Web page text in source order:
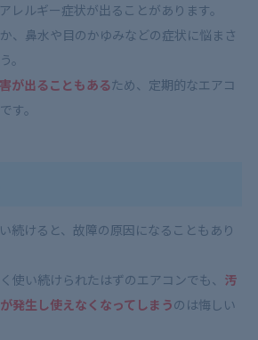
レルギー症状が出ることがあります。
、鼻水や目のかゆみなどの症状に悩まさ
。
が出ることもあるため、定期的なエアコ
す。
続けると、故障の原因になることもあり
使い続けられたはずのエアコンでも、 汚
発生し使えなくなってしまうのは悔しい